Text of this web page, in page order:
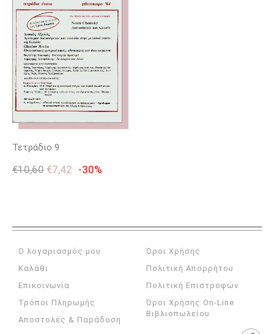
Τετράδιο 9
€10,60 €7,42 -30%
Ο λογαριασμός μου
Καλάθι
Επικοινωνία
Τρόποι Πληρωμής
Αποστολές & Παράδοση
Όροι Χρήσης
Πολιτική Απορρήτου
Πολιτική Επιστροφών
Όροι Χρήσης On-Line
Βιβλιοπωλείου